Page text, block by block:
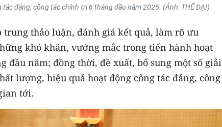
đảng, công tác chính trị 6 tháng đầu năm 2025. (Ảnh: THẾ ĐẠI)
thảo luận, đánh giá kết quả, làm rõ ưu
khó khăn, vướng mắc trong tiến hành hoạt
đầu năm; đồng thời, đề xuất, bổ sung một số giải
lượng, hiệu quả hoạt động công tác đảng, công
tới.